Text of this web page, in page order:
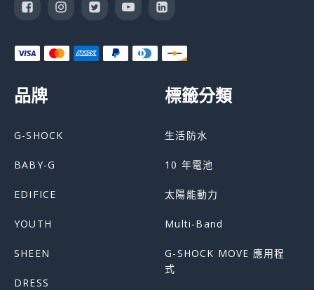
品牌
G-SHOCK
BABY-G
EDIFICE
YOUTH
SHEEN
DRESS
標籤分類
生活防水
10 年電池
太陽能動力
Multi-Band
G-SHOCK MOVE 應用程
式